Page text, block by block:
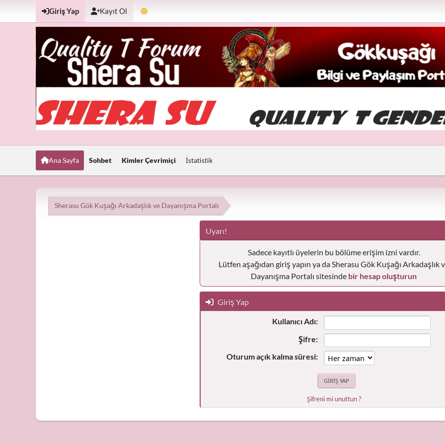
Giriş Yap Kayıt Ol
Ana Sayfa Sohbet Kimler Çevrimiçi İstatistik
Sherasu Gök Kuşağı Arkadaşlık ve Dayanışma Portalı
Uyarı!
Sadece kayıtlı üyelerin bu bölüme erişim izni vardır.
Lütfen aşağıdan giriş yapın ya da Sherasu Gök Kuşağı Arkadaşlık
Dayanışma Portalı sitesinde bir hesap oluşturun
Giriş Yap
Kullanıcı Adı:
Şifre:
Oturum açık kalma süresi:
Şifreni mi unuttun ?